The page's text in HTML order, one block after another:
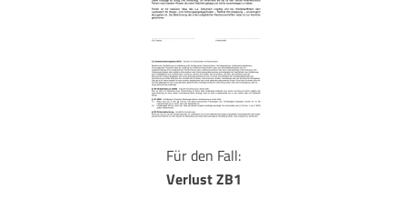
Für den Fall:
Verlust ZB1